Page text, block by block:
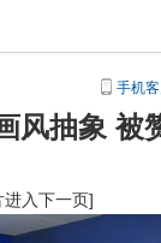
手机
风抽象 被
进入下一页]